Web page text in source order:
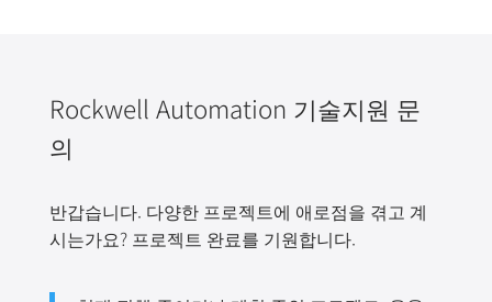
Rockwell Automation 기술지원 문
의
반갑습니다. 다양한 프로젝트에 애로점을 겪고 계
시는가요? 프로젝트 완료를 기원합니다.